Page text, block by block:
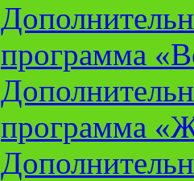
программа
программа